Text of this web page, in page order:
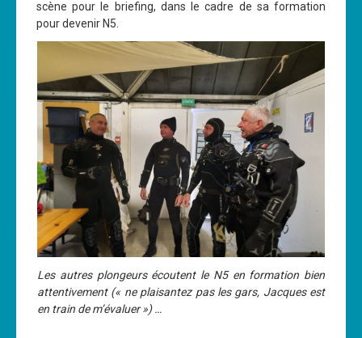
scène pour le briefing, dans le cadre de sa formation
pour devenir N5.
Les autres plongeurs écoutent le N5 en formation bien
attentivement (« ne plaisantez pas les gars, Jacques est
en train de m’évaluer ») …